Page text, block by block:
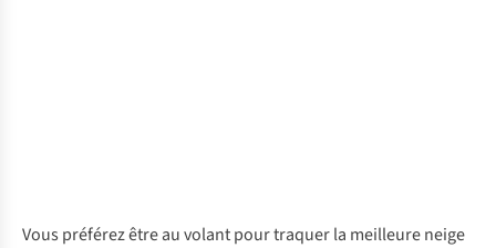
Vous préférez être au volant pour traquer la meilleure neige